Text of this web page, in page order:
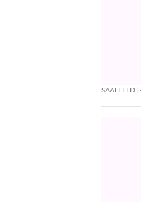
SAALFELD